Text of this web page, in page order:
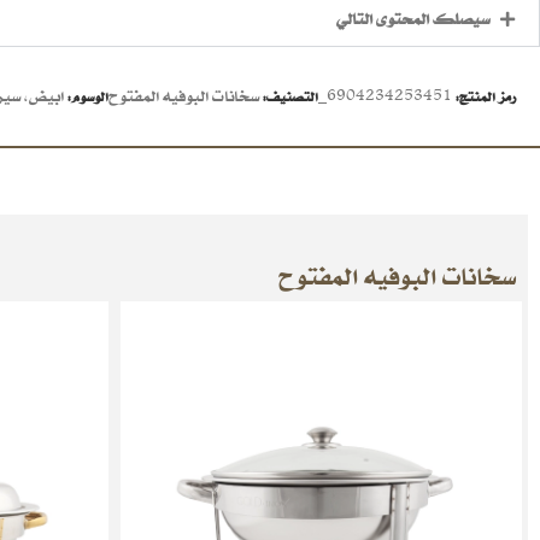
سيصلك المحتوى التالي
رمز المنتج: 6904234253451_ التصنيف:سخانات البوفيه المفتوحالوسوم:ابيض,
سخانات البوفيه المفتوح